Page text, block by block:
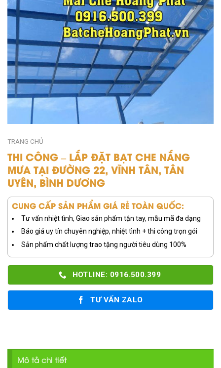
TRANG CHỦ
THI CÔNG – LẮP ĐẶT BẠT CHE NẮNG
MƯA TẠI ĐƯỜNG 22, VĨNH TÂN, TÂN
UYÊN, BÌNH DƯƠNG
CUNG CẤP SẢN PHẨM GIÁ RẺ TOÀN QUỐC:
Tư vấn nhiệt tình, Giao sản phẩm tận tay, mẫu mã đa dạng
Báo giá uy tín chuyên nghiệp, nhiệt tình + thi công trọn gói
Sản phẩm chất lượng trao tặng người tiêu dùng 100%
HOTLINE: 0916.500.399
TƯ VẤN ZALO
Mô tả chi tiết